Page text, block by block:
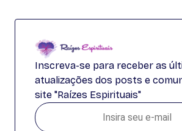
Inscreva-se para receber as
atualizações dos posts e
site "Raízes Espirituais"